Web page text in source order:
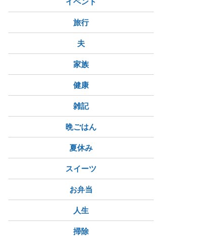
旅行
夫
家族
健康
雑記
晩ごはん
夏休み
スイーツ
お弁当
人生
掃除